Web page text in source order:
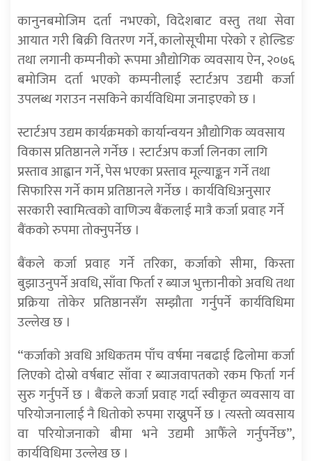
कानुनबमोजिम दर्ता नभएको, विदेशबाट वस्तु तथा सेवा
आयात गरी बिक्री वितरण गर्ने, कालोसूचीमा परेको र होल्डिङ
तथा लगानी कम्पनीको रूपमा औद्योगिक व्यवसाय ऐन, २०७६
बमोजिम दर्ता भएको कम्पनीलाई स्टार्टअप उद्यमी कर्जा
उपलब्ध गराउन नसकिने कार्यविधिमा जनाइएको छ ।
स्टार्टअप उद्यम कार्यक्रमको कार्यान्वयन औद्योगिक व्यवसाय
विकास प्रतिष्ठानले गर्नेछ । स्टार्टअप कर्जा लिनका लागि
प्रस्ताव आह्वान गर्ने, पेस भएका प्रस्ताव मूल्याङ्कन गर्ने तथा
सिफारिस गर्ने काम प्रतिष्ठानले गर्नेछ । कार्यविधिअनुसार
सरकारी स्वामित्वको वाणिज्य बैंकलाई मात्रै कर्जा प्रवाह गर्ने
बैंकको रुपमा तोक्नुपर्नेछ ।
बैंकले कर्जा प्रवाह गर्ने तरिका, कर्जाको सीमा, किस्ता
बुझाउनुपर्ने अवधि, साँवा फिर्ता र ब्याज भुक्तानीको अवधि तथा
प्रक्रिया तोकेर प्रतिष्ठानसँग सम्झौता गर्नुपर्ने कार्यविधिमा
उल्लेख छ ।
“कर्जाको अवधि अधिकतम पाँच वर्षमा नबढाई ढिलोमा कर्जा
लिएको दोस्रो वर्षबाट साँवा र ब्याजवापतको रकम फिर्ता गर्न
सुरु गर्नुपर्ने छ । बैंकले कर्जा प्रवाह गर्दा स्वीकृत व्यवसाय वा
परियोजनालाई नै धितोको रुपमा राख्नुपर्ने छ । त्यस्तो व्यवसाय
वा परियोजनाको बीमा भने उद्यमी आफैँले गर्नुपर्नेछ”,
कार्यविधिमा उल्लेख छ ।